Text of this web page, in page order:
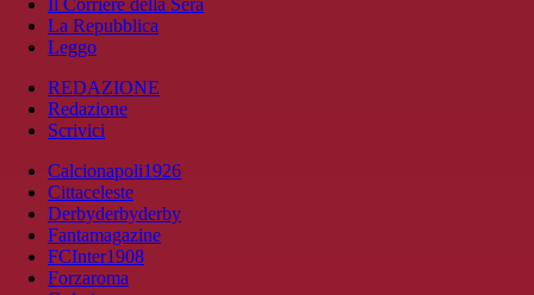
Il Corriere della Sera
La Repubblica
Leggo
REDAZIONE
Redazione
Scrivici
Calcionapoli1926
Cittaceleste
Derbyderbyderby
Fantamagazine
FCInter1908
Forzaroma